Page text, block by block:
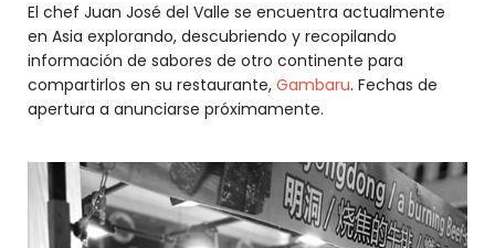
El chef Juan José del Valle se encuentra actualmente
en Asia explorando, descubriendo y recopilando
información de sabores de otro continente para
compartirlos en su restaurante, Gambaru. Fechas de
apertura a anunciarse próximamente.